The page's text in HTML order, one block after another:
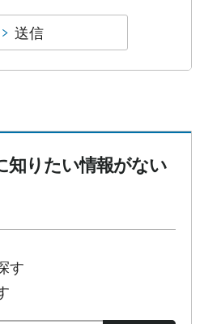
知りたい情報がない
す